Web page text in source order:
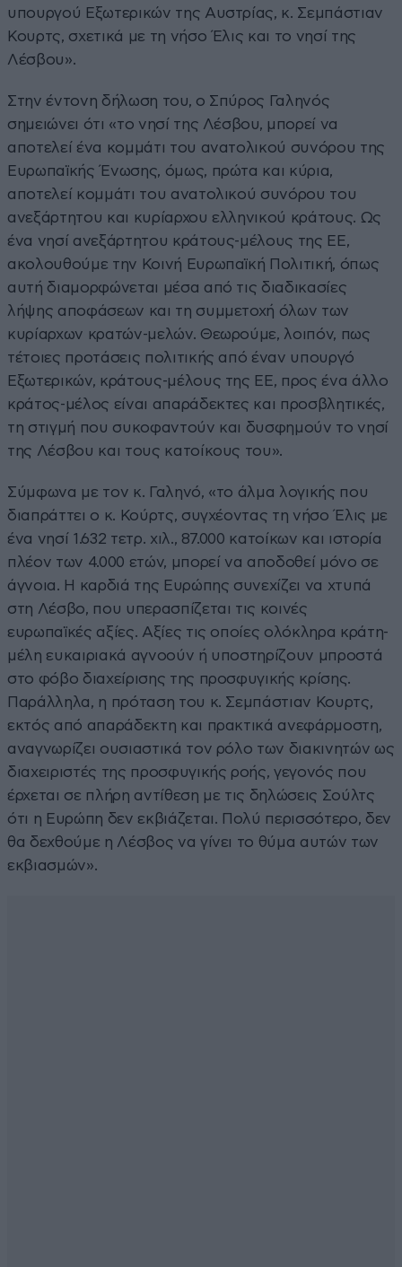
υπουργού Εξωτερικών της Αυστρίας, κ. Σεμπάστιαν
Κουρτς, σχετικά με τη νήσο Έλις και το νησί της
Λέσβου».
Στην έντονη δήλωση του, ο Σπύρος Γαληνός
σημειώνει ότι «το νησί της Λέσβου, μπορεί να
αποτελεί ένα κομμάτι του ανατολικού συνόρου της
Ευρωπαϊκής Ένωσης, όμως, πρώτα και κύρια,
αποτελεί κομμάτι του ανατολικού συνόρου του
ανεξάρτητου και κυρίαρχου ελληνικού κράτους. Ως
ένα νησί ανεξάρτητου κράτους-μέλους της ΕΕ,
ακολουθούμε την Κοινή Ευρωπαϊκή Πολιτική, όπως
αυτή διαμορφώνεται μέσα από τις διαδικασίες
λήψης αποφάσεων και τη συμμετοχή όλων των
κυρίαρχων κρατών-μελών. Θεωρούμε, λοιπόν, πως
τέτοιες προτάσεις πολιτικής από έναν υπουργό
Εξωτερικών, κράτους-μέλους της ΕΕ, προς ένα άλλο
κράτος-μέλος είναι απαράδεκτες και προσβλητικές,
τη στιγμή που συκοφαντούν και δυσφημούν το νησί
της Λέσβου και τους κατοίκους του».
Σύμφωνα με τον κ. Γαληνό, «το άλμα λογικής που
διαπράττει ο κ. Κούρτς, συγχέοντας τη νήσο Έλις με
ένα νησί 1.632 τετρ. χιλ., 87.000 κατοίκων και ιστορία
πλέον των 4.000 ετών, μπορεί να αποδοθεί μόνο σε
άγνοια. Η καρδιά της Ευρώπης συνεχίζει να χτυπά
στη Λέσβο, που υπερασπίζεται τις κοινές
ευρωπαϊκές αξίες. Αξίες τις οποίες ολόκληρα κράτη-
μέλη ευκαιριακά αγνοούν ή υποστηρίζουν μπροστά
στο φόβο διαχείρισης της προσφυγικής κρίσης.
Παράλληλα, η πρόταση του κ. Σεμπάστιαν Κουρτς,
εκτός από απαράδεκτη και πρακτικά ανεφάρμοστη,
αναγνωρίζει ουσιαστικά τον ρόλο των διακινητών ως
διαχειριστές της προσφυγικής ροής, γεγονός που
έρχεται σε πλήρη αντίθεση με τις δηλώσεις Σούλτς
ότι η Ευρώπη δεν εκβιάζεται. Πολύ περισσότερο, δεν
θα δεχθούμε η Λέσβος να γίνει το θύμα αυτών των
εκβιασμών».